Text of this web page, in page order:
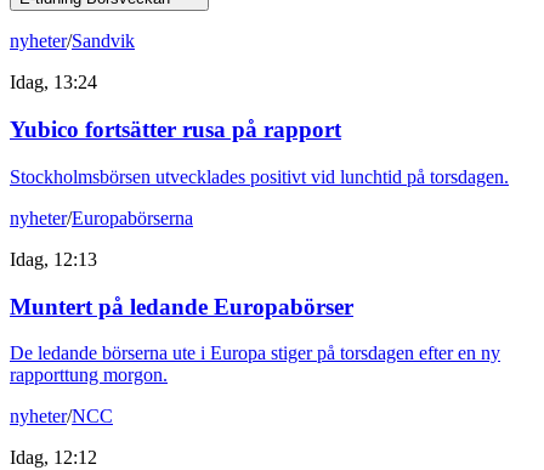
nyheter/Sandvik
Idag, 13:24
Yubico fortsätter rusa på rapport
Stockholmsbörsen utvecklades positivt vid lunchtid på torsdagen.
nyheter/Europabörserna
Idag, 12:13
Muntert på ledande Europabörser
De ledande börserna ute i Europa stiger på torsdagen efter en ny
rapporttung morgon.
nyheter/NCC
Idag, 12:12